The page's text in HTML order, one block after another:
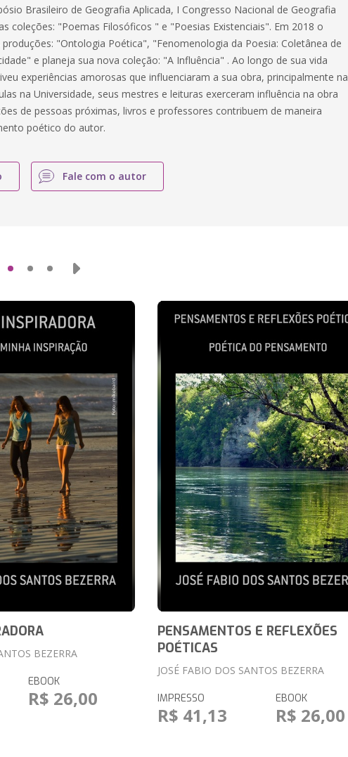
Brasileiro de Geografia Aplicada, I Congresso Nacional de Geografia
coleções: "Poemas Filosóficos " e "Poesias Existenciais". Em 2018 o
"Ontologia Poética", "Fenomenologia da Poesia: Coletânea de
e planeja sua nova coleção: "A Influência" . Ao longo de sua vida
experiências amorosas que influenciaram a sua obra, principalmente na
na Universidade, seus mestres e leituras exerceram influência na obra
de pessoas próximas, livros e professores contribuem de maneira
poético do autor.
Fale com o autor
BEZERRA
EBOOK
R$ 26,00
PENSAMENTOS E REFLEXÕES
POÉTICAS
JOSÉ FABIO DOS SANTOS BEZERRA
IMPRESSO
R$ 41,13
EBOOK
R$ 26,00